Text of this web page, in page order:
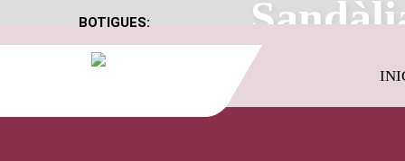
BOTIGUES: